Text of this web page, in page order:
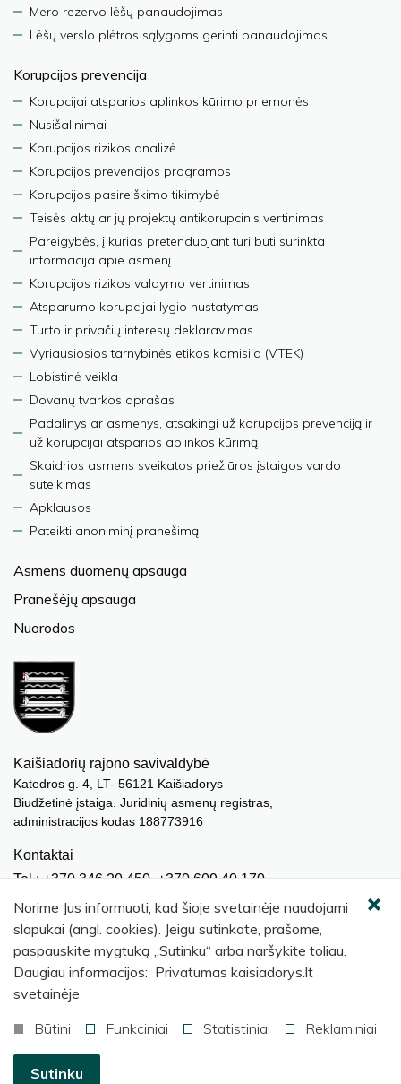
Mero rezervo lėšų panaudojimas
Lėšų verslo plėtros sąlygoms gerinti panaudojimas
Korupcijos prevencija
Korupcijai atsparios aplinkos kūrimo priemonės
Nusišalinimai
Korupcijos rizikos analizė
Korupcijos prevencijos programos
Korupcijos pasireiškimo tikimybė
Teisės aktų ar jų projektų antikorupcinis vertinimas
Pareigybės, į kurias pretenduojant turi būti surinkta
informacija apie asmenį
Korupcijos rizikos valdymo vertinimas
Atsparumo korupcijai lygio nustatymas
Turto ir privačių interesų deklaravimas
Vyriausiosios tarnybinės etikos komisija (VTEK)
Lobistinė veikla
Dovanų tvarkos aprašas
Padalinys ar asmenys, atsakingi už korupcijos prevenciją ir
už korupcijai atsparios aplinkos kūrimą
Skaidrios asmens sveikatos priežiūros įstaigos vardo
suteikimas
Apklausos
Pateikti anoniminį pranešimą
Asmens duomenų apsauga
Pranešėjų apsauga
Nuorodos
Kaišiadorių rajono savivaldybė
Katedros g. 4, LT- 56121 Kaišiadorys
Biudžetinė įstaiga. Juridinių asmenų registras,
administracijos kodas 188773916
Kontaktai
Tel.: +370 346 20 450, +370 609 40 170
El. paštas.: meras@kaisiadorys.lt
dokumentai@kaisiadorys.lt
Naujienų prenumerata
© 2026 Kaišiadorių rajono savivaldybė
Norime Jus informuoti, kad šioje svetainėje naudojami
slapukai (angl. cookies). Jeigu sutinkate, prašome,
paspauskite mygtuką „Sutinku“ arba naršykite toliau.
Daugiau informacijos: Privatumas kaisiadorys.lt
svetainėje
Būtini
Funkciniai Statistiniai Reklaminiai
Sutinku